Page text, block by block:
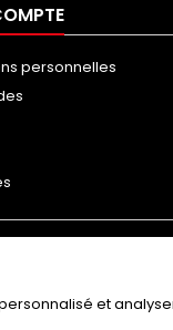
personnelles
et